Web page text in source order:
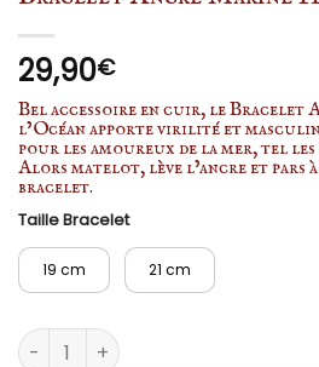
29,90€
Bel accessoire en cuir, le Bracelet
l’Océan apporte virilité et
pour les amoureux de la mer, tel
Alors matelot, lève l’ancre et pars à
bracelet.
Taille Bracelet
19 cm 21 cm
quantité de Bracelet Ancre Marine